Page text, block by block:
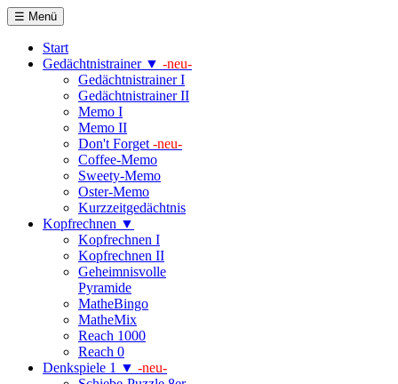
☰ Menü
Start
Gedächtnistrainer ▼ -neu-
Gedächtnistrainer I
Gedächtnistrainer II
Memo I
Memo II
Don't Forget -neu-
Coffee-Memo
Sweety-Memo
Oster-Memo
Kurzzeitgedächtnis
Kopfrechnen ▼
Kopfrechnen I
Kopfrechnen II
Geheimnisvolle
Pyramide
MatheBingo
MatheMix
Reach 1000
Reach 0
Denkspiele 1 ▼ -neu-